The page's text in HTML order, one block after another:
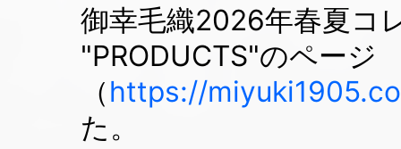
御幸毛織2026年春夏コ
"PRODUCTS"のページ
（https://
た。